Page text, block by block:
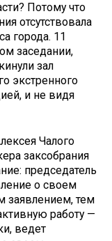
Потому что
отсутствовала
города. 11
заседании,
зал
экстренного
и не видя
Чалого
заксобрания
председатель
о своем
заявлением, тем
работу —
ведет